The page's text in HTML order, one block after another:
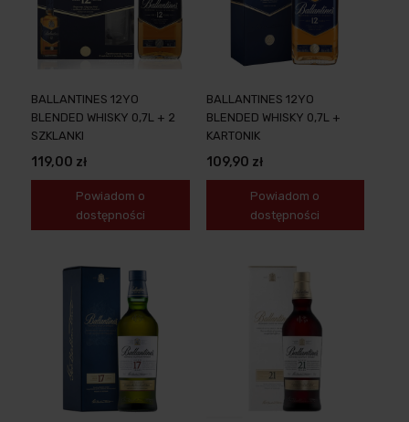
BALLANTINES 12YO
BLENDED WHISKY 0,7L + 2
SZKLANKI
119,00 zł
Powiadom o
dostępności
BALLANTINES 12YO
BLENDED WHISKY 0,7L +
KARTONIK
109,90 zł
Powiadom o
dostępności